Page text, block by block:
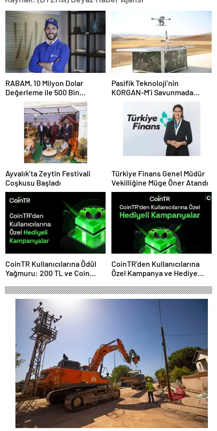
RABAM, 10 Milyon Dolar
Değerleme ile 500 Bin
Dolarlık Yatırım Aldı
Pasifik Teknoloji’nin
KORGAN-M’i Savunmada
Otonom Dönemi Başlatıyor
Ayvalık’ta Zeytin Festivali
Coşkusu Başladı
Türkiye Finans Genel Müdür
Vekilliğine Müge Öner Atandı
CoinTR Kullanıcılarına Ödül
Yağmuru: 200 TL ve Coin
CoinTR’den Kullanıcılarına
Özel Kampanya ve Hediye